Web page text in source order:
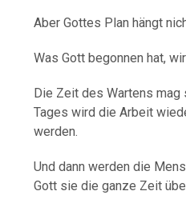
Aber Gottes Plan hängt
Was Gott begonnen hat,
Die Zeit des Wartens mag
Tages wird die Arbeit
werden.
Und dann werden die
Gott sie die ganze Zeit